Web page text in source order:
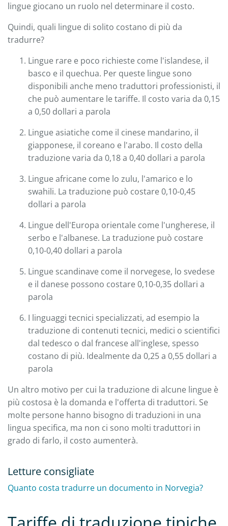
lingue giocano un ruolo nel determinare il costo.
Quindi, quali lingue di solito costano di più da
tradurre?
Lingue rare e poco richieste come l'islandese, il
basco e il quechua. Per queste lingue sono
disponibili anche meno traduttori professionisti, il
che può aumentare le tariffe. Il costo varia da 0,15
a 0,50 dollari a parola
Lingue asiatiche come il cinese mandarino, il
giapponese, il coreano e l'arabo. Il costo della
traduzione varia da 0,18 a 0,40 dollari a parola
Lingue africane come lo zulu, l'amarico e lo
swahili. La traduzione può costare 0,10-0,45
dollari a parola
Lingue dell'Europa orientale come l'ungherese, il
serbo e l'albanese. La traduzione può costare
0,10-0,40 dollari a parola
Lingue scandinave come il norvegese, lo svedese
e il danese possono costare 0,10-0,35 dollari a
parola
I linguaggi tecnici specializzati, ad esempio la
traduzione di contenuti tecnici, medici o scientifici
dal tedesco o dal francese all'inglese, spesso
costano di più. Idealmente da 0,25 a 0,55 dollari a
parola
Un altro motivo per cui la traduzione di alcune lingue è
più costosa è la domanda e l'offerta di traduttori. Se
molte persone hanno bisogno di traduzioni in una
lingua specifica, ma non ci sono molti traduttori in
grado di farlo, il costo aumenterà.
Letture consigliate
Quanto costa tradurre un documento in Norvegia?